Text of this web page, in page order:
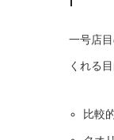
一号店
くれる目
比較